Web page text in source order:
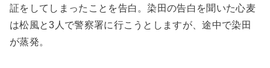
証をしてしまったことを告白。染田の告白を聞いた心麦
は松風と3人で警察署に行こうとしますが、途中で染田
が蒸発。